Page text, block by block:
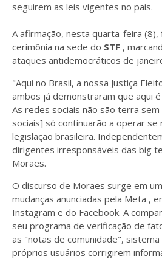
seguirem as leis vigentes no país.
A afirmação, nesta quarta-feira
cerimônia na sede do STF ,
ataques antidemocráticos de
"Aqui no Brasil, a nossa Justiça
ambos já demonstraram que aqui
As redes sociais não são terra
sociais] só continuarão a operar
legislação brasileira.
dirigentes irresponsáveis das big
Moraes.
O discurso de Moraes surge em
mudanças anunciadas pela Meta ,
Instagram e do Facebook. A
seu programa de verificação de
as "notas de comunidade",
próprios usuários corrigirem